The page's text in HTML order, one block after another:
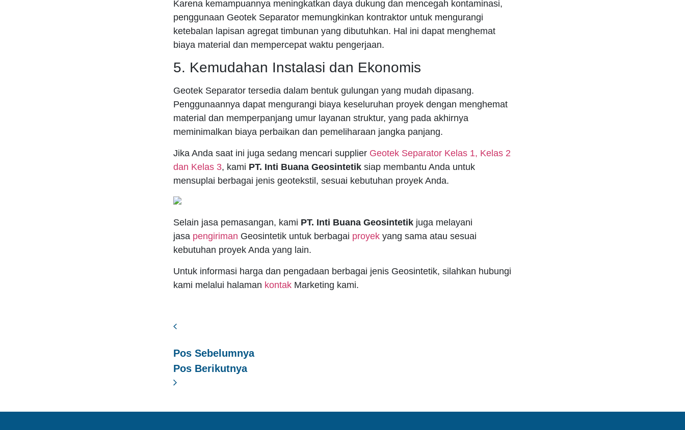
Karena kemampuannya meningkatkan daya dukung dan mencegah kontaminasi,
penggunaan Geotek Separator memungkinkan kontraktor untuk mengurangi
ketebalan lapisan agregat timbunan yang dibutuhkan. Hal ini dapat menghemat
biaya material dan mempercepat waktu pengerjaan.
5. Kemudahan Instalasi dan Ekonomis
Geotek Separator tersedia dalam bentuk gulungan yang mudah dipasang.
Penggunaannya dapat mengurangi biaya keseluruhan proyek dengan menghemat
material dan memperpanjang umur layanan struktur, yang pada akhirnya
meminimalkan biaya perbaikan dan pemeliharaan jangka panjang.
Jika Anda saat ini juga sedang mencari supplier Geotek Separator Kelas 1, Kelas 2
dan Kelas 3, kami PT. Inti Buana Geosintetik siap membantu Anda untuk
mensuplai berbagai jenis geotekstil, sesuai kebutuhan proyek Anda.
Selain jasa pemasangan, kami PT. Inti Buana Geosintetik juga melayani
jasa pengiriman Geosintetik untuk berbagai proyek yang sama atau sesuai
kebutuhan proyek Anda yang lain.
Untuk informasi harga dan pengadaan berbagai jenis Geosintetik, silahkan hubungi
kami melalui halaman kontak Marketing kami.
Pos Sebelumnya
Pos Berikutnya